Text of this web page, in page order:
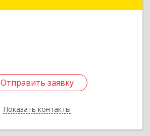
Отправить заявку
Показать контакты
Отправить заявку
Назад